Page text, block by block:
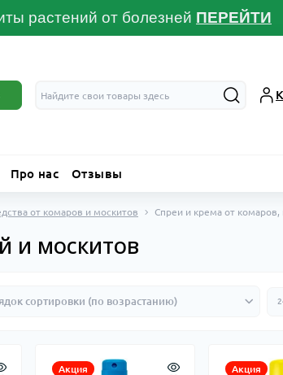
растений от болезней ПЕРЕЙТИ
Про нас Отзывы
от комаров и москитов Спреи и крема от
и москитов
Акция Акция